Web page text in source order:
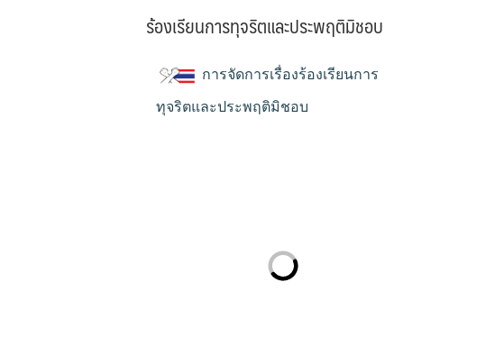
ร้องเรียนการทุจริตและประพฤติมิชอบ
การจัดการเรื่องร้องเรียนการ
ทุจริตและประพฤติมิชอบ